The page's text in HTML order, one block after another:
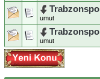
umut
umut